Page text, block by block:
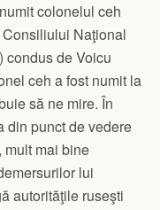
colonelul ceh
Naţional
condus de Voicu
ceh a fost numit la
să ne mire. În
din punct de vedere
mai bine
lui
autorităţile ruseşti